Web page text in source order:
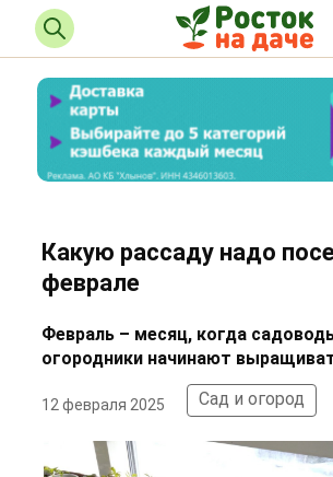
Какую рассаду надо
феврале
Февраль – месяц, когда
огородники начинают
12 февраля 2025 Сад и огород